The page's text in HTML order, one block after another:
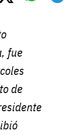
fue
de